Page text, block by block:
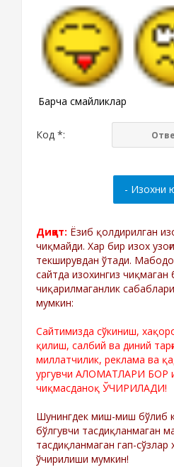
Барча смайликлар
Код *:
Диққат: Ёзиб қолдирилган
чиқмайди. Хар бир изох
текширувдан ўтади.
сайтда изохингиз чиқмаган
чиқарилмаганлик
мумкин:
Сайтимизда сўкиниш,
қилиш, салбий ва диний
миллатчилик, реклама ва
ургувчи АЛОМАТЛАРИ БОР
чиқмасданоқ ЎЧИРИЛАДИ!
Шунингдек миш-миш бўлиб
бўлгувчи тасдиқланмаган
тасдиқланмаган гап-сўзлар
ўчирилиши мумкин!